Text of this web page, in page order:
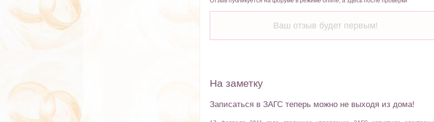
Ваш отзыв будет первым!
На заметку
Записаться в ЗАГС теперь можно не выходя из дома!